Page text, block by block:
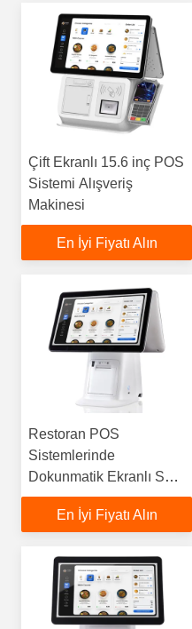
Çift Ekranlı 15.6 inç POS
Sistemi Alışveriş
Makinesi
En İyi Fiyatı Alın
Restoran POS
Sistemlerinde
Dokunmatik Ekranlı Self
Servis Sipariş Makinesi
En İyi Fiyatı Alın